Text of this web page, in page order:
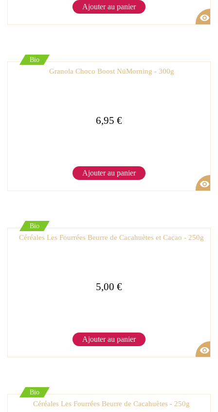
Ajouter au panier
visibility
Bio
Granola Choco Boost NüMorning - 300g
6,95 €
Ajouter au panier
visibility
Bio
Céréales Les Fourrées Beurre de Cacahuètes et Cacao - 250g
5,00 €
Ajouter au panier
visibility
Bio
Céréales Les Fourrées Beurre de Cacahuètes - 250g